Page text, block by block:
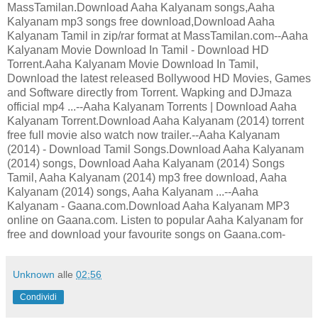
MassTamilan.Download Aaha Kalyanam songs,Aaha
Kalyanam mp3 songs free download,Download Aaha
Kalyanam Tamil in zip/rar format at MassTamilan.com--Aaha
Kalyanam Movie Download In Tamil - Download HD
Torrent.Aaha Kalyanam Movie Download In Tamil,
Download the latest released Bollywood HD Movies, Games
and Software directly from Torrent. Wapking and DJmaza
official mp4 ...--Aaha Kalyanam Torrents | Download Aaha
Kalyanam Torrent.Download Aaha Kalyanam (2014) torrent
free full movie also watch now trailer.--Aaha Kalyanam
(2014) - Download Tamil Songs.Download Aaha Kalyanam
(2014) songs, Download Aaha Kalyanam (2014) Songs
Tamil, Aaha Kalyanam (2014) mp3 free download, Aaha
Kalyanam (2014) songs, Aaha Kalyanam ...--Aaha
Kalyanam - Gaana.com.Download Aaha Kalyanam MP3
online on Gaana.com. Listen to popular Aaha Kalyanam for
free and download your favourite songs on Gaana.com-
Unknown alle 02:56
Condividi